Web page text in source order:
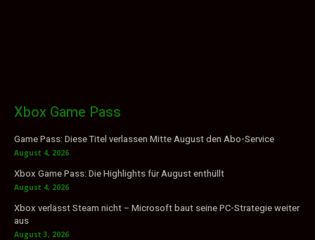
Xbox Game Pass
Game Pass: Diese Titel verlassen Mitte August den Abo-Service
August 4, 2026
Xbox Game Pass: Die Highlights für August enthüllt
August 4, 2026
Xbox verlässt Steam nicht – Microsoft baut seine PC-Strategie weiter
aus
August 3, 2026